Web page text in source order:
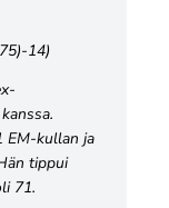
14)
EM-kullan ja
tippui
71.